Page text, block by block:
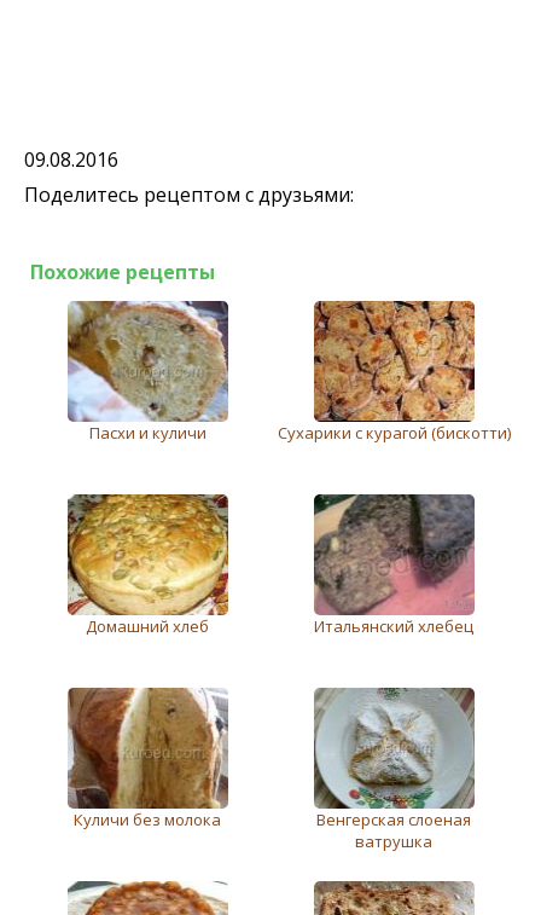
09.08.2016
Поделитесь рецептом с друзьями:
Похожие рецепты
Пасхи и куличи Сухарики с курагой (бискотти)
Домашний хлеб Итальянский хлебец
Куличи без молока
Венгерская слоеная
ватрушка